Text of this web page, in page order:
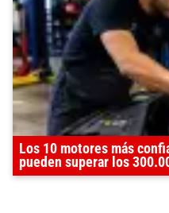
Los 10 motores más
pueden superar los